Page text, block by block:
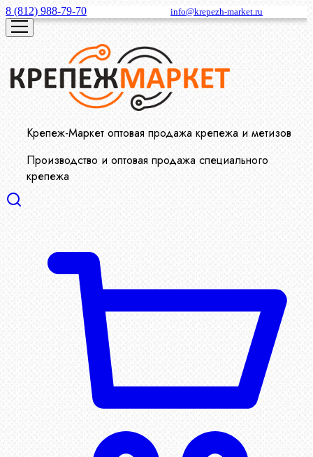
8 (812) 988-79-70 info@krepezh-market.ru
Крепеж-Маркет оптовая продажа крепежа и метизов
Производство и оптовая продажа специального
крепежа